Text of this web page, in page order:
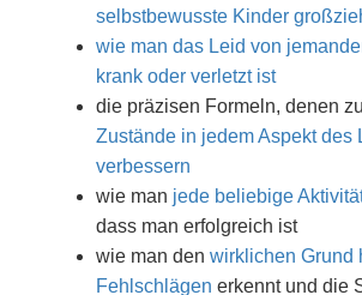
selbstbewusste Kinder
wie man das Leid von
krank oder verletzt ist
die präzisen Formeln, denen
Zustände in jedem Aspekt des
verbessern
wie man jede beliebige
dass man erfolgreich ist
wie man den wirklichen Grund
Fehlschlägen erkennt und die